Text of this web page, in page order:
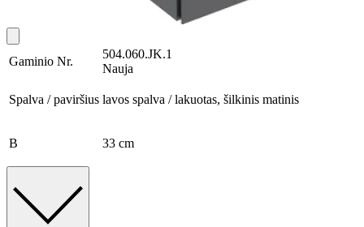
Gaminio Nr.
504.060.JK.1
Nauja
Spalva / paviršius lavos spalva / lakuotas, šilkinis matinis
B 33 cm